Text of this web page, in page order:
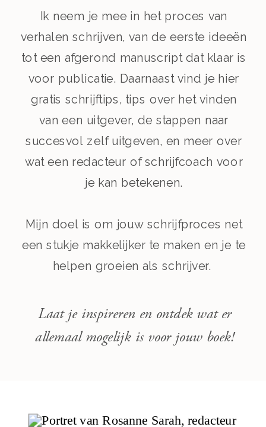
Ik neem je mee in het proces van
verhalen schrijven, van de eerste ideeën
tot een afgerond manuscript dat klaar is
voor publicatie. Daarnaast vind je hier
gratis schrijftips, tips over het vinden
van een uitgever, de stappen naar
succesvol zelf uitgeven, en meer over
wat een redacteur of schrijfcoach voor
je kan betekenen.
Mijn doel is om jouw schrijfproces net
een stukje makkelijker te maken en je te
helpen groeien als schrijver.
Laat je inspireren en ontdek wat er
allemaal mogelijk is voor jouw boek!